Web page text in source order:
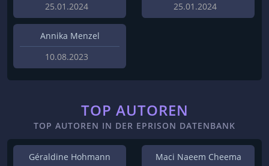
25.01.2024
25.01.2024
Annika Menzel
10.08.2023
TOP AUTOREN
TOP AUTOREN IN DER EPRISON DATENBANK
Géraldine Hohmann Maci Naeem Cheema